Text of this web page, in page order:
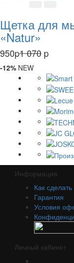
Щетка для
«Natur»
950p1 070 p
-12% NEW
Информация
Как сделать
Гарантия
Условия
Личный кабинет